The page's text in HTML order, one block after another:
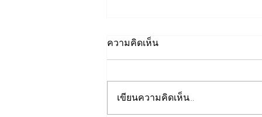
ความคิดเห็น
เขียนความคิดเห็น…